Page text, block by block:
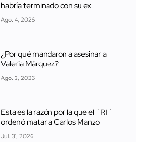
habría terminado con su ex
Ago. 4, 2026
¿Por qué mandaron a asesinar a
Valeria Márquez?
Ago. 3, 2026
Esta es la razón por la que el ´R1´
ordenó matar a Carlos Manzo
Jul. 31, 2026